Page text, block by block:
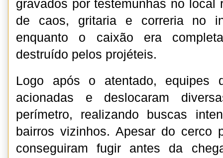
gravados por testemunhas no local
de caos, gritaria e correria no
enquanto o caixão era
destruído pelos projéteis.
Logo após o atentado, equipes
acionadas e deslocaram
perímetro, realizando buscas
bairros vizinhos. Apesar do cerco
conseguiram fugir antes da